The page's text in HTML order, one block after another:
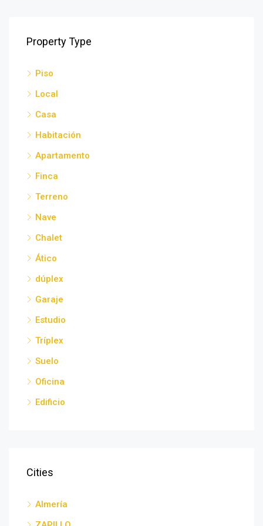
Property Type
Piso
Local
Casa
Habitación
Apartamento
Finca
Terreno
Nave
Chalet
Ático
dúplex
Garaje
Estudio
Tríplex
Suelo
Oficina
Edificio
Cities
Almería